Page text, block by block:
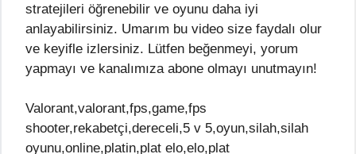
stratejileri öğrenebilir ve oyunu daha iyi
anlayabilirsiniz. Umarım bu video size faydalı olur
ve keyifle izlersiniz. Lütfen beğenmeyi, yorum
yapmayı ve kanalımıza abone olmayı unutmayın!
Valorant,valorant,fps,game,fps
shooter,rekabetçi,dereceli,5 v 5,oyun,silah,silah
oyunu,online,platin,plat elo,elo,plat